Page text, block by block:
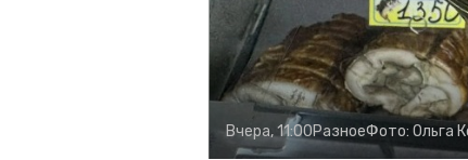
Вчера, 11:00РазноеФото: Ольга